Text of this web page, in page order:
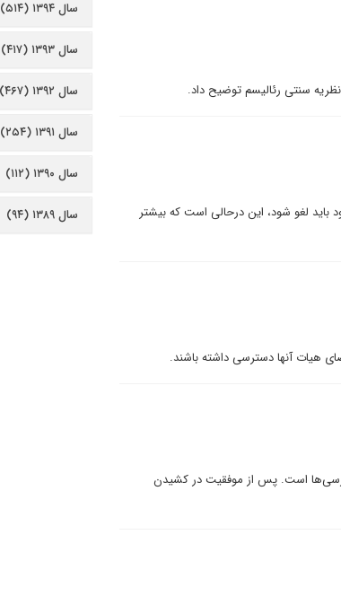
سنتی رئالیسم توضیح داد.
باید لغو شود، این درحالی است که بیشتر
هیات آنها دسترسی داشته باشند.
بازرسی‌ها است. پس از موفقیت در کشیدن
سال ۱۳۹۴ (۵۱۴)
سال ۱۳۹۳ (۴۱۷)
سال ۱۳۹۲ (۴۶۷)
سال ۱۳۹۱ (۲۵۴)
سال ۱۳۹۰ (۱۱۲)
سال ۱۳۸۹ (۹۴)